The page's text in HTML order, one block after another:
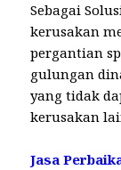
Sebagai
kerusakan
pergantian
gulungan
yang tidak
kerusakan
Jasa